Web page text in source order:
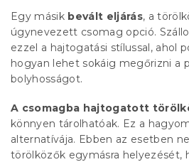
Egy másik bevált eljárás, a
úgynevezett csomag opció.
ezzel a hajtogatási stílussal, ahol
hogyan lehet sokáig megőrizni a
bolyhosságot.
A csomagba hajtogatott
könnyen tárolhatóak. Ez a
alternatívája. Ebben az esetben
törölközők egymásra helyezését,